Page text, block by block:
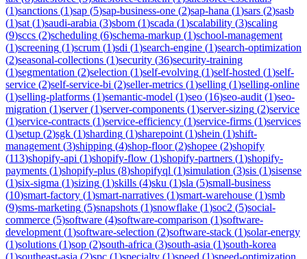
(1)sanctions (1)sap (5)sap-business-one (2)sap-hana (1)sars (2)sasb
(1)sat (1)saudi-arabia (3)sbom (1)scada (1)scalability (3)scaling
(9)sccs (2)scheduling (6)schema-markup (1)school-management
(1)screening (1)scrum (1)sdi (1)search-engine (1)search-optimization
(2)seasonal-collections (1)security (36)security-training
(1)segmentation (2)selection (1)self-evolving (1)self-hosted (1)self-
service (2)self-service-bi (2)seller-metrics (1)selling (1)selling-online
(1)selling-platforms (1)semantic-model (1)seo (16)seo-audit (1)seo-
migration (1)server(1)server-components (1)server-sizing (2)service
(1)service-contracts (1)service-efficiency (1)service-firms (1)services
(1)setup (2)sgk (1)sharding (1)sharepoint (1)shein (1)shift-
management (3)shipping (4)shop-floor(2)shopee (2)shopify
(113)shopify-api (1)shopify-flow (1)shopify-partners (1)shopify-
payments (1)shopify-plus (8)shopifyql (1)simulation (3)sis (1)sisense
(1)six-sigma (1)sizing (1)skills (4)sku (1)sla (5)small-business
(10)smart-factory (1)smart-narratives (1)smart-warehouse (1)smb
(9)sms-marketing (5)snapshots (1)snowflake (1)soc2 (5)social-
commerce (5)software (4)software-comparison (1)software-
development (1)software-selection (2)software-stack (1)solar-energy
(1)solutions (1)sop (2)south-africa (3)south-asia (1)south-korea
(1)southeast-asia (2)spc (1)specialty (1)speed (1)speed-optimization